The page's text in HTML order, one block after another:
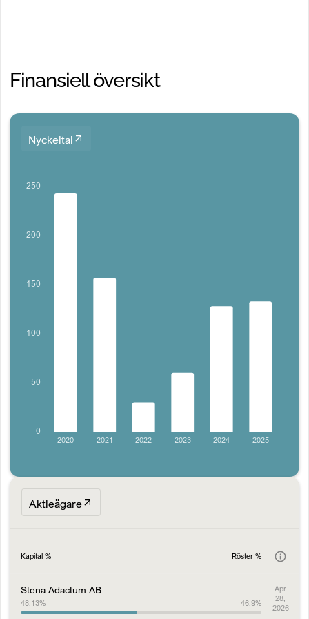
Finansiell översikt
Nyckeltal
Aktieägare
Kapital % Röster %
Stena Adactum AB
48.13% 46.9%
Apr
28,
2026